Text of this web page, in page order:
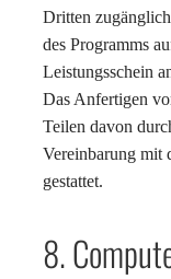
Dritten
des Programms
Leistungsschein
Das Anfertigen
Teilen davon
Vereinbarung mit
gestattet.
8.